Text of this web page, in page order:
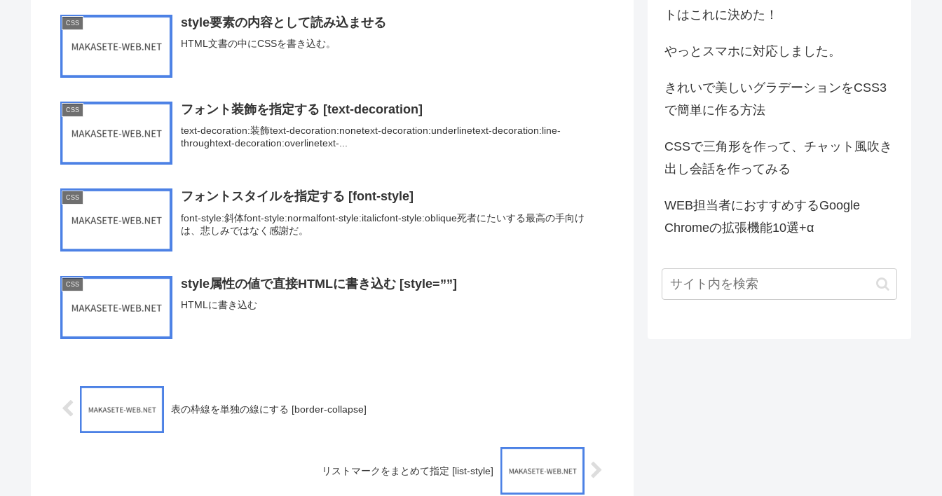
CSS style要素の内容として読み込ませる
HTML文書の中にCSSを書き込む。
CSS フォント装飾を指定する [text-decoration]
text-decoration:装飾text-decoration:nonetext-decoration:underlinetext-decoration:line-
throughtext-decoration:overlinetext-...
CSS フォントスタイルを指定する [font-style]
font-style:斜体font-style:normalfont-style:italicfont-style:oblique死者にたいする最高の手向け
は、悲しみではなく感謝だ。
CSS style属性の値で直接HTMLに書き込む [style=””]
HTMLに書き込む
表の枠線を単独の線にする [border-collapse]
リストマークをまとめて指定 [list-style]
トはこれに決めた！
やっとスマホに対応しました。
きれいで美しいグラデーションをCSS3
で簡単に作る方法
CSSで三角形を作って、チャット風吹き
出し会話を作ってみる
WEB担当者におすすめするGoogle
Chromeの拡張機能10選+α